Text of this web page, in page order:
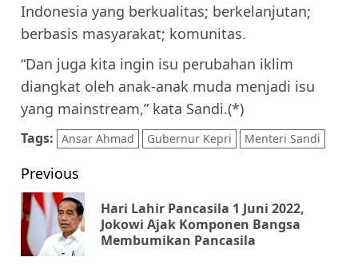
Indonesia yang berkualitas; berkelanjutan;
berbasis masyarakat; komunitas.
“Dan juga kita ingin isu perubahan iklim
diangkat oleh anak-anak muda menjadi isu
yang mainstream,” kata Sandi.(*)
Tags: Ansar Ahmad Gubernur Kepri Menteri Sandi
Post
navigation
Previous
Hari Lahir Pancasila 1 Juni 2022,
Jokowi Ajak Komponen Bangsa
Membumikan Pancasila